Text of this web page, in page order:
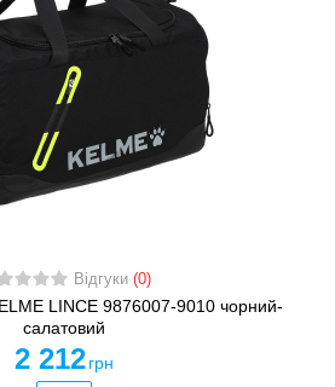
Відгуки (0)
LINCE 9876007-9010 чорний-
салатовий
2 212 грн